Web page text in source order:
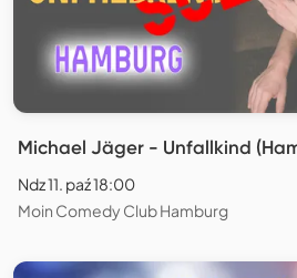
Michael Jäger - Unfallkind
Ndz 11. paź 18:00
Moin Comedy Club Hamburg